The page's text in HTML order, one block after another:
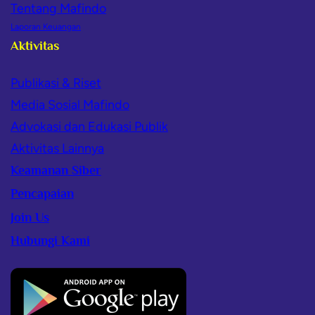
Tentang Mafindo
Laporan Keuangan
Aktivitas
Publikasi & Riset
Media Sosial Mafindo
Advokasi dan Edukasi Publik
Aktivitas Lainnya
Keamanan Siber
Pencapaian
Join Us
Hubungi Kami